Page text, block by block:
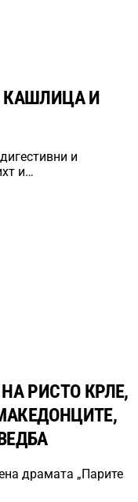
КАШЛИЦА И
и
и…
РИСТО КРЛЕ,
драмата „Парите